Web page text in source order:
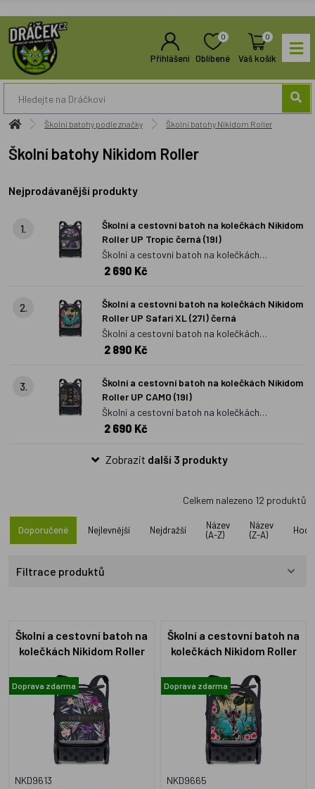
Přihlášení
0
Oblíbené
0
Váš košík
Školní batohy podle značky Školní batohy Nikidom Roller
Školní batohy Nikidom Roller
Nejprodávanější produkty
1.
Školní a cestovní batoh na kolečkách Nikidom
Roller UP Tropic černá (19l)
Školní a cestovní batoh na kolečkách
Nikidom Roller UP Tropic černá (19l)
2 690 Kč
2.
Školní a cestovní batoh na kolečkách Nikidom
Roller UP Safari XL (27l) černá
Školní a cestovní batoh na kolečkách
2 890 Kč
3.
Školní a cestovní batoh na kolečkách Nikidom
Roller UP CAMO (19l)
Školní a cestovní batoh na kolečkách
Nikidom Roller UP CAMO (19l)
2 690 Kč
Zobrazit další 3 produkty
Celkem nalezeno 12 produktů
Doporučené Nejlevnější Nejdražší
Název
(A-Z)
Název
(Z-A)
Filtrace produktů
Školní a cestovní batoh na
kolečkách Nikidom Roller
Doprava zdarma
NKD9613
Školní a cestovní batoh na
kolečkách Nikidom Roller
Doprava zdarma
NKD9665